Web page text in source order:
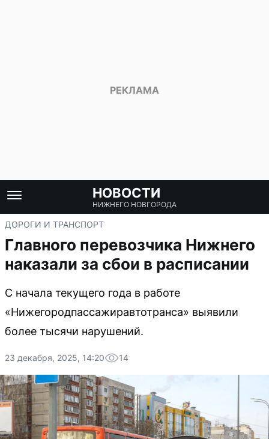
НОВОСТИ
НИЖНЕГО НОВГОРОДА
ДОРОГИ И ТРАНСПОРТ
Главного перевозчика Нижнего
наказали за сбои в расписании
С начала текущего года в работе
«Нижегородпассажиравтотранса» выявили
более тысячи нарушений.
23 декабря, 2025, 14:20 14